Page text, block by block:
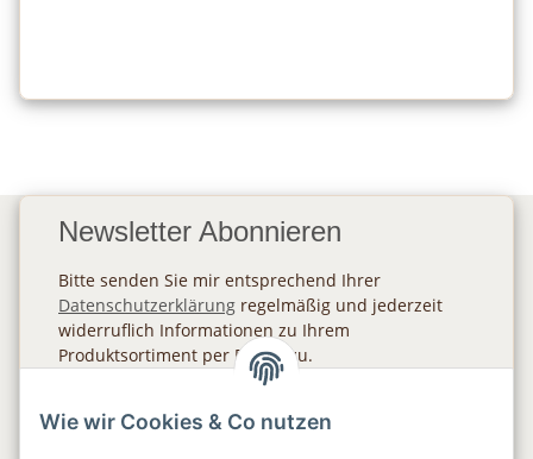
Newsletter Abonnieren
Bitte senden Sie mir entsprechend Ihrer
Datenschutzerklärung regelmäßig und jederzeit
widerruflich Informationen zu Ihrem
Produktsortiment per E-Mail zu.
Wie wir Cookies & Co nutzen